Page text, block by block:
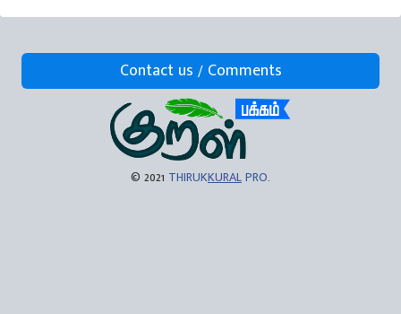
Contact us / Comments
© 2021 THIRUKKURALPRO.